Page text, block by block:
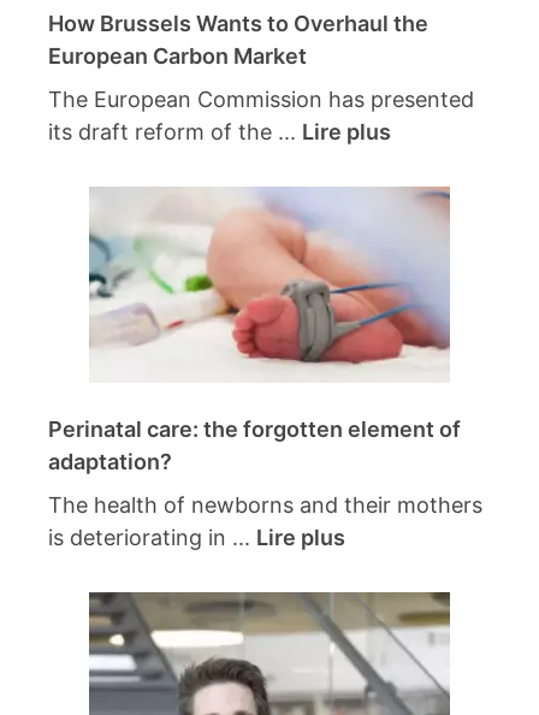
How Brussels Wants to Overhaul the
European Carbon Market
The European Commission has presented
its draft reform of the ... Lire plus
Perinatal care: the forgotten element of
adaptation?
The health of newborns and their mothers
is deteriorating in ... Lire plus